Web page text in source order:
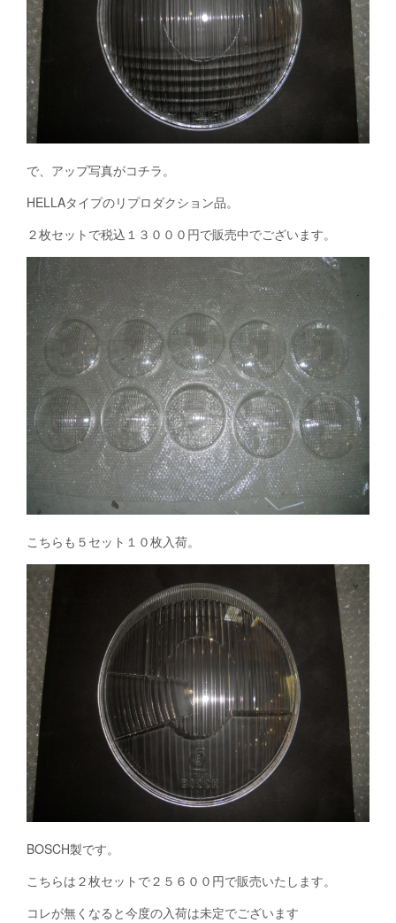
で、アップ写真がコチラ。
HELLAタイプのリプロダクション品。
２枚セットで税込１３０００円で販売中でございます。
こちらも５セット１０枚入荷。
BOSCH製です。
こちらは２枚セットで２５６００円で販売いたします。
コレが無くなると今度の入荷は未定でございます